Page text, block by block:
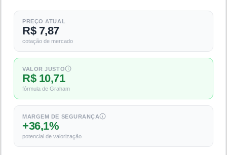
PREÇO ATUAL
R$ 7,87
cotação de mercado
VALOR JUSTO
R$ 10,71
fórmula de Graham
MARGEM DE SEGURANÇA
+36,1%
potencial de valorização